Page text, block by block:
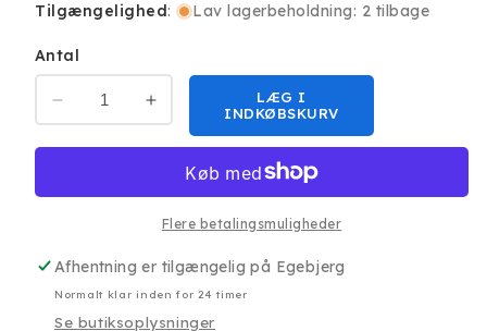
Tilgængelighed: Lav lagerbeholdning: 2 tilbage
Antal
Reducer
antallet
DisplayPort/HDMI
10cm
Øg
antallet
Goobay
DisplayPort/HDMI
Adapter
10cm
LÆG I
INDKØBSKURV
Flere betalingsmuligheder
Afhentning er tilgængelig på Egebjerg
Normalt klar inden for 24 timer
Se butiksoplysninger